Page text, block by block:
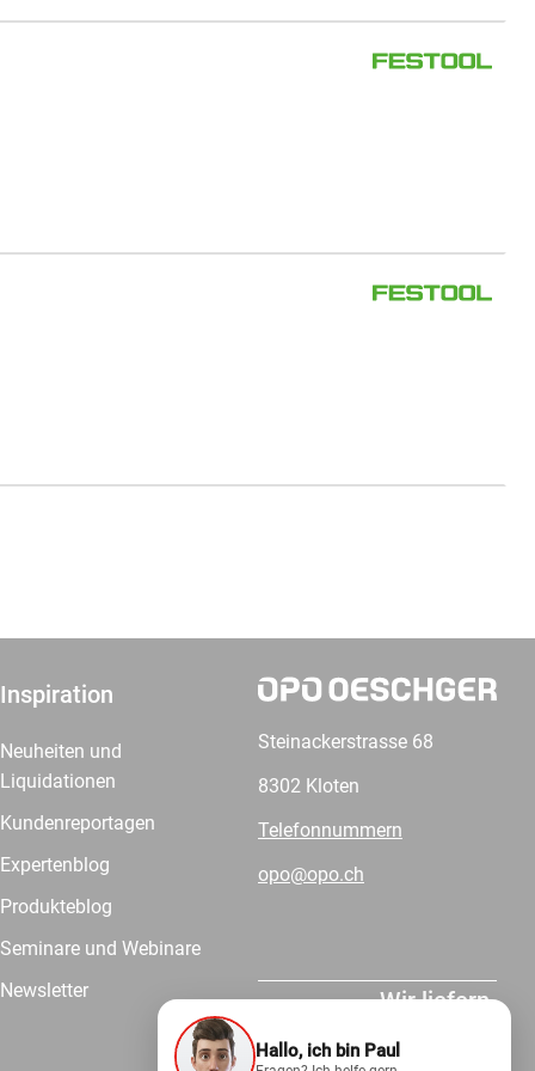
Inspiration
Neuheiten und
Liquidationen
Kundenreportagen
Expertenblog
Produkteblog
Seminare und Webinare
Newsletter
Steinackerstrasse 68
8302 Kloten
Telefonnummern
opo@opo.ch
Wir liefern.
Hallo, ich bin Paul